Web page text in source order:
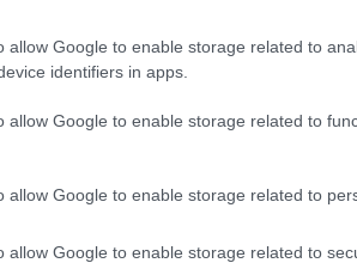
allow Google to enable storage related to
identifiers in apps.
allow Google to enable storage related to
allow Google to enable storage related to
allow Google to enable storage related to